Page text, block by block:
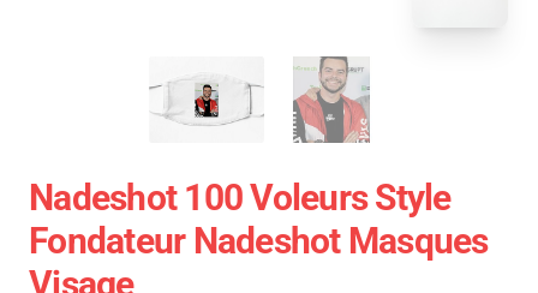
Nadeshot 100 Voleurs Style
Fondateur Nadeshot Masques
Visage